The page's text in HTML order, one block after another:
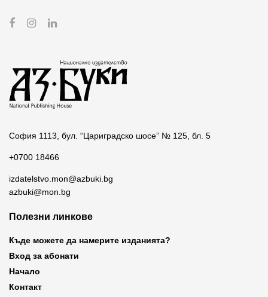
София 1113, бул. “Цариградско шосе” № 125, бл. 5
+0700 18466
izdatelstvo.mon@azbuki.bg
azbuki@mon.bg
Полезни линкове
Къде можете да намерите изданията?
Вход за абонати
Начало
Контакт